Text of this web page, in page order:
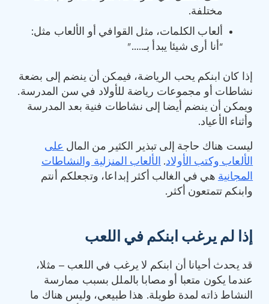
مختلفة.
ألعاب الكلمات، مثل القوافي أو الألعاب مثل:
“أنا أرى شيئا يبدأ بـ…..”
إذا كان ابنكم يحب الرياضة، فيمكن أن ينضم إلى بضعة
نشاطات أو مجموعات رياضة للأولاد في سن المدرسة.
ويمكن أن ينضم أيضا إلى نشاطات فنية بعد المدرسة
وأثناء الأعياد.
ليست هناك حاجة إلى تبذير الكثير من المال على
الألعاب وكتب الأولاد. الألعاب المنزلية والنشاطات
المجانية هي في الغالب أكثر إبداعا، وتجعلكم أنتم
وابنكم تتمتعون أكثر.
إذا لم يرغب ابنكم في اللعب
قد يحدث أحيانا أن ابنكم لا يرغب في اللعب – مثلا،
عندما يكون متعبا أو مصابا بالملل بسبب ممارسة
النشاط ذاته لمدة طويلة. هذا طبيعي، وليس هناك ما